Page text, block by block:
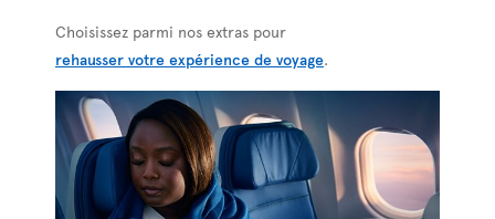
Choisissez parmi nos extras pour
rehausser votre expérience de voyage.